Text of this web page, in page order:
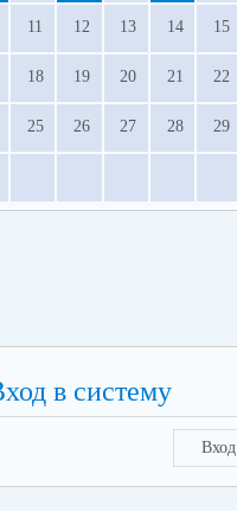
11 12 13 14 15
18 19 20 21 22
25 26 27 28 29
в систему
Вход